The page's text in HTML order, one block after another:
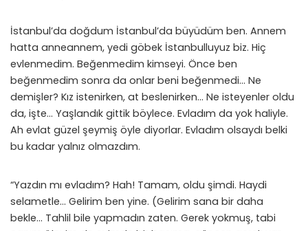
İstanbul’da doğdum İstanbul’da büyüdüm ben. Annem
hatta anneannem, yedi göbek İstanbulluyuz biz. Hiç
evlenmedim. Beğenmedim kimseyi. Önce ben
beğenmedim sonra da onlar beni beğenmedi… Ne
demişler? Kız istenirken, at beslenirken… Ne isteyenler oldu
da, işte… Yaşlandık gittik böylece. Evladım da yok haliyle.
Ah evlat güzel şeymiş öyle diyorlar. Evladım olsaydı belki
bu kadar yalnız olmazdım.
“Yazdın mı evladım? Hah! Tamam, oldu şimdi. Haydi
selametle… Gelirim ben yine. (Gelirim sana bir daha
bekle… Tahlil bile yapmadın zaten. Gerek yokmuş, tabi